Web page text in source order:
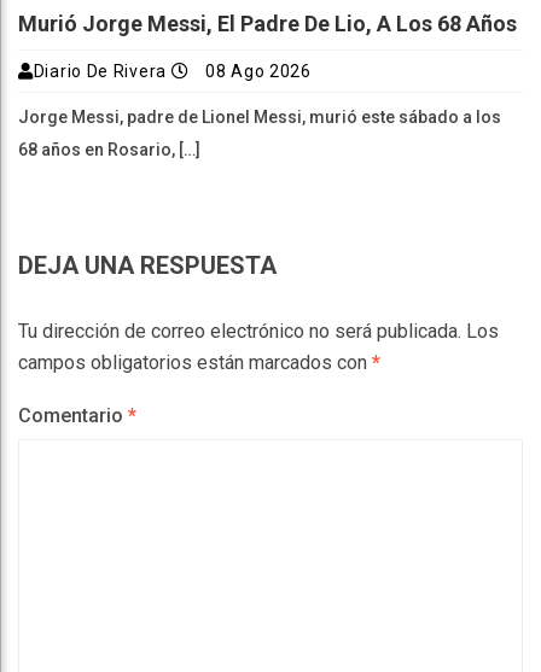
Murió Jorge Messi, El Padre De Lio, A Los 68 Años
Diario De Rivera 08 Ago 2026
Jorge Messi, padre de Lionel Messi, murió este sábado a los
68 años en Rosario, […]
DEJA UNA RESPUESTA
Tu dirección de correo electrónico no será publicada. Los
campos obligatorios están marcados con *
Comentario *